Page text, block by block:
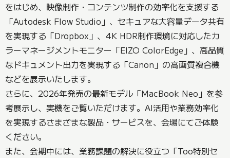
をはじめ、映像制作・コンテンツ制作の効率化を支援する
「Autodesk Flow Studio」、セキュアな大容量データ共有
を実現する「Dropbox」、4K HDR制作環境に対応したカ
ラーマネージメントモニター「EIZO ColorEdge」、高品質
なドキュメント出力を実現する「Canon」の高画質複合機
などを展示いたします。
さらに、2026年発売の最新モデル「MacBook Neo」を参
考展示し、実機をご覧いただけます。AI活用や業務効率化
を実現するさまざまな製品・サービスを、会場にてご体験
ください。
また、会期中には、業務課題の解決に役立つ「Too特別セ